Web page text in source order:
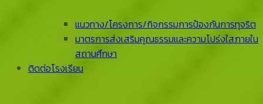
แนวทาง/โครงการ/กิจกรรมการป้องกันการทุจริต
มาตรการส่งเสริมคุณธรรมและความโปร่งใสภายใน
สถานศึกษา
ติดต่อโรงเรียน